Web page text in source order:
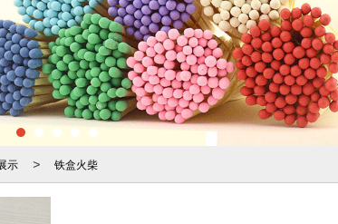
示 > 铁盒火柴